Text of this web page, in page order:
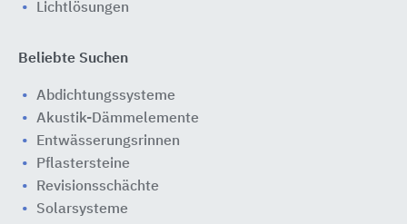
Lichtlösungen
Beliebte Suchen
Abdichtungssysteme
Akustik-Dämmelemente
Entwässerungsrinnen
Pflastersteine
Revisionsschächte
Solarsysteme